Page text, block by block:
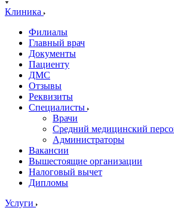
Клиника
Филиалы
Главный врач
Документы
Пациенту
ДМС
Отзывы
Реквизиты
Специалисты
Врачи
Средний медицинский
Администраторы
Вакансии
Вышестоящие организации
Налоговый вычет
Дипломы
Услуги